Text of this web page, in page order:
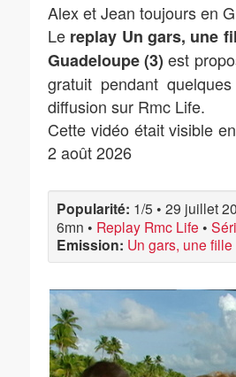
Alex et Jean toujours en
Le replay Un gars, une
Guadeloupe (3) est
gratuit pendant
diffusion sur Rmc Life.
Cette vidéo était visible
2 août 2026
Popularité: 1/5 • 29 juillet
6mn • Replay Rmc Life •
Emission: Un gars, une fille